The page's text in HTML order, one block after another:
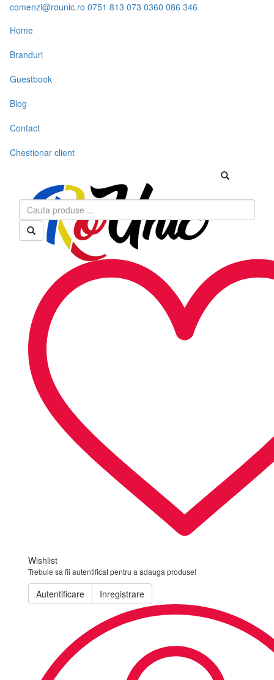
comenzi@rounic.ro 0751 813 073 0360 086 346
Home
Branduri
Guestbook
Blog
Contact
Chestionar client
Wishlist
Trebuie sa fii autentificat pentru a adauga produse!
Autentificare Inregistrare